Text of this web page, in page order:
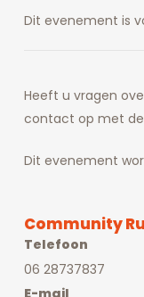
Dit evenement is
Heeft u vragen
contact op met
Dit evenement
Community
Telefoon
06 28737837
E-mail